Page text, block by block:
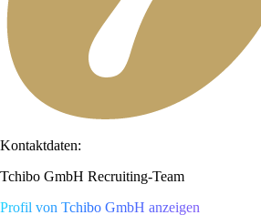
Kontaktdaten:
Tchibo GmbH Recruiting-Team
Profil von Tchibo GmbH anzeigen